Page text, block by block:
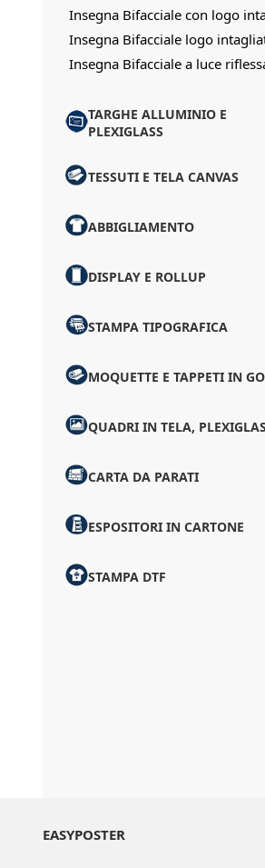
Insegna Bifacciale con logo
Insegna Bifacciale logo
Insegna Bifacciale a luce
TARGHE ALLUMINIO E
PLEXIGLASS
TESSUTI E TELA CANVAS
ABBIGLIAMENTO
DISPLAY E ROLLUP
STAMPA TIPOGRAFICA
MOQUETTE E TAPPETI IN
QUADRI IN TELA,
CARTA DA PARATI
ESPOSITORI IN CARTONE
STAMPA DTF
EASYPOSTER